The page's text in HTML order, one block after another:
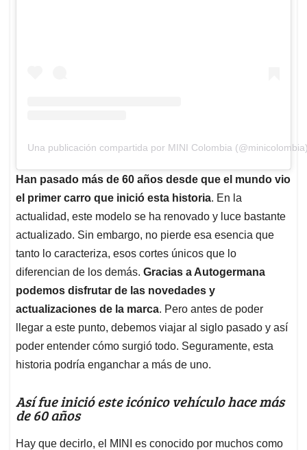
Una publicación compartida por MINI Colombia
Han pasado más de 60 años desde que el mundo vio
el primer carro que inició esta historia. En la
actualidad, este modelo se ha renovado y luce bastante
actualizado. Sin embargo, no pierde esa esencia que
tanto lo caracteriza, esos cortes únicos que lo
diferencian de los demás. Gracias a Autogermana
podemos disfrutar de las novedades y
actualizaciones de la marca. Pero antes de poder
llegar a este punto, debemos viajar al siglo pasado y así
poder entender cómo surgió todo. Seguramente, esta
historia podría enganchar a más de uno.
Así fue inició este icónico vehículo hace más
de 60 años
Hay que decirlo, el MINI es conocido por muchos como